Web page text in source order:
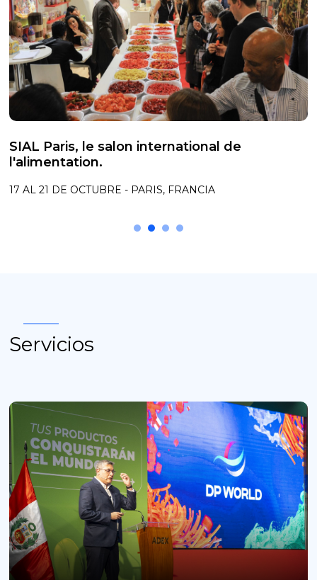
Servicios